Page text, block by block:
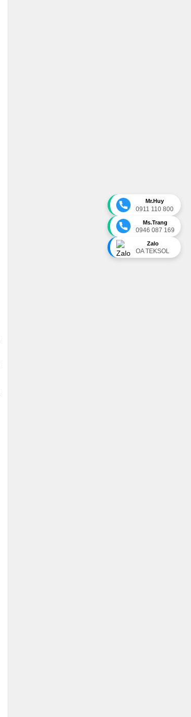
Mr.Huy
0911 110 800
Ms.Trang
0946 087 169
Zalo
OA TEKSOL